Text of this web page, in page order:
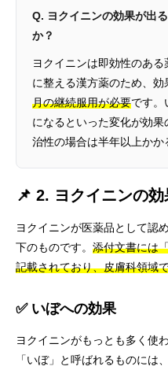
Q. ヨクイニンの効果が出
か？
ヨクイニンは即効性のあ
に整える漢方薬のため、
月の継続服用が必要です。
になるといった変化が効
治性の場合は半年以上かか
📌 2. ヨクイニンの
ヨクイニンが医薬品として認
下のものです。 添付文書には
記載されており、皮膚科領域
✅ いぼへの効果
ヨクイニンがもっとも多く使
「いぼ」と呼ばれるものには、